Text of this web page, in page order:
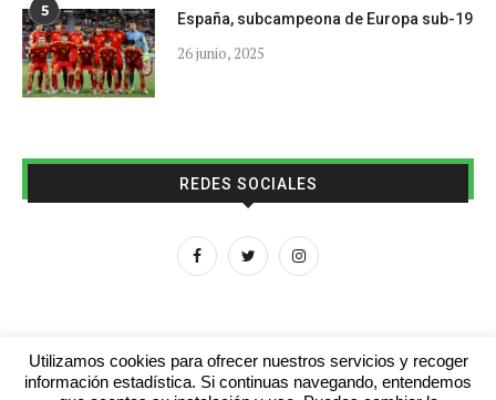
5 España, subcampeona de Europa sub-19
26 junio, 2025
REDES SOCIALES
Utilizamos cookies para ofrecer nuestros servicios y recoger
información estadística. Si continuas navegando, entendemos